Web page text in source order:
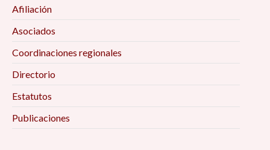
Afiliación
Asociados
Coordinaciones regionales
Directorio
Estatutos
Publicaciones